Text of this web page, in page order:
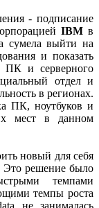
- подписание
IBM в
сумела выйти на
и показать
ПК и серверного
отдел и
в регионах.
ПК, ноутбуков и
мест в данном
новый для себя
Это решение было
темпами
темпы роста
не занималась